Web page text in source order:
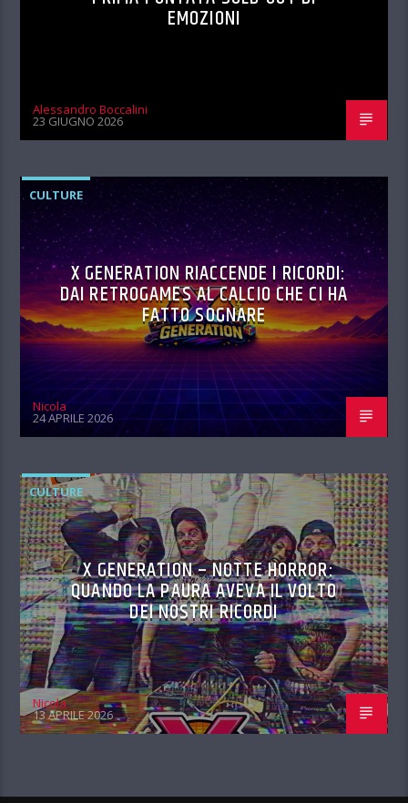
EMOZIONI
Alessandro Boccalini
23 GIUGNO 2026
CULTURE
X GENERATION RIACCENDE I RICORDI:
DAI RETROGAMES AL CALCIO CHE CI HA
FATTO SOGNARE
Nicola
24 APRILE 2026
CULTURE
X GENERATION – NOTTE HORROR:
QUANDO LA PAURA AVEVA IL VOLTO
DEI NOSTRI RICORDI
Nicola
13 APRILE 2026